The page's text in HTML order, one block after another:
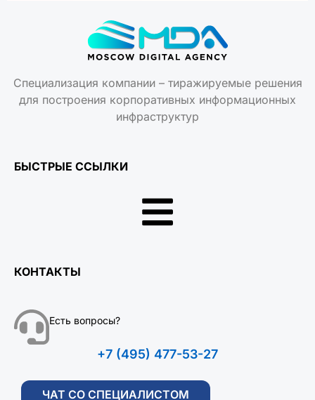
Специализация компании – тиражируемые решения
для построения корпоративных информационных
инфраструктур
БЫСТРЫЕ ССЫЛКИ
КОНТАКТЫ
Есть вопросы?
+7 (495) 477-53-27
ЧАТ СО СПЕЦИАЛИСТОМ